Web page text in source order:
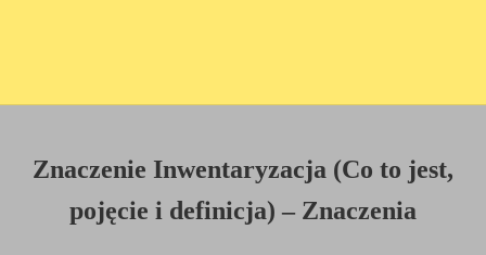
Znaczenie Inwentaryzacja (Co to jest,
pojęcie i definicja) – Znaczenia